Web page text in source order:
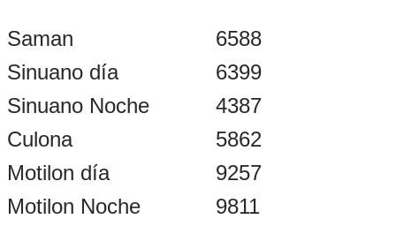
Saman
Sinuano día
Sinuano Noche
Culona
Motilon día
Motilon Noche
6588
6399
4387
5862
9257
9811